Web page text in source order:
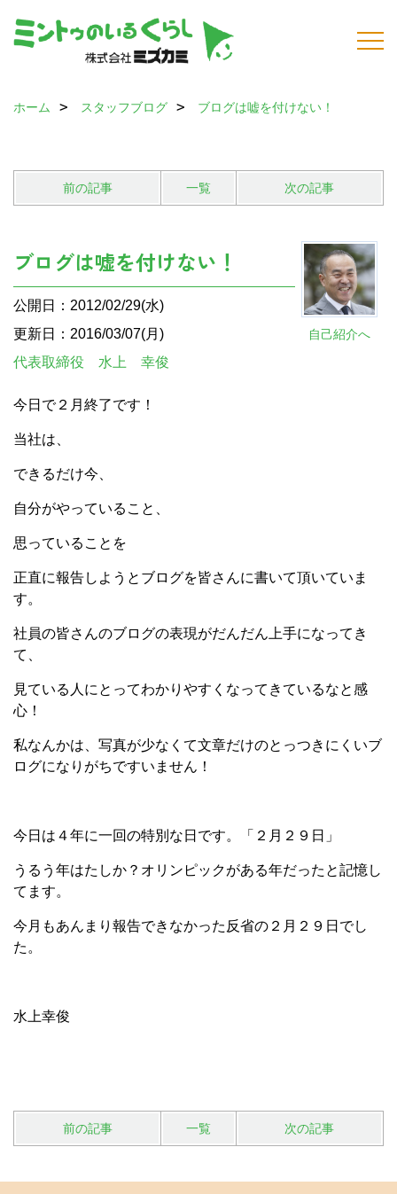
ホーム スタッフブログ ブログは嘘を付けない！
前の記事 一覧 次の記事
自己紹介へ
ブログは嘘を付けない！
公開日：2012/02/29(水)
更新日：2016/03/07(月)
代表取締役 水上 幸俊
今日で２月終了です！
当社は、
できるだけ今、
自分がやっていること
思っていることを
正直に報告しようとブログを皆さんに書いて頂いていま
す。
社員の皆さんのブログの表現がだんだん上手になってき
て、
見ている人にとってわかりやすくなってきているなと感
心！
私なんかは、写真が少なくて文章だけのとっつきにくいブ
ログになりがちですいません！
今日は４年に一回の特別な日です。「２月２９日」
うるう年はたしか？オリンピックがある年だったと記憶し
てます。
今月もあんまり報告できなかった反省の２月２９日でし
た。
水上幸俊
前の記事 一覧 次の記事